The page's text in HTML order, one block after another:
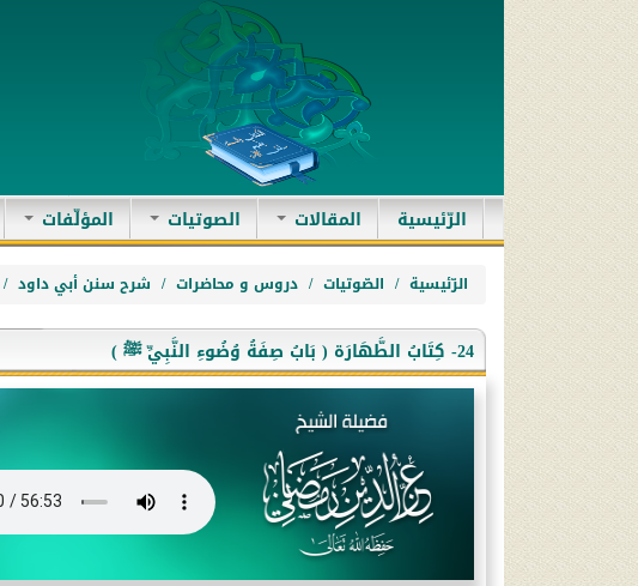
الرّئيسية(current) المقالات الصوتيات المؤلّفات
الرّئيسية الصّوتيات دروس و محاضرات شرح سنن أبي داود
24- كِتَابُ الطَّهَارَة ( بَابُ صِفَةُ وُضُوءِ النَّبِيِّ ﷺ )